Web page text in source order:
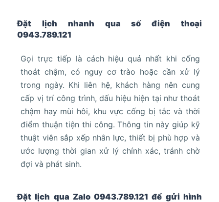
Đặt lịch nhanh qua số điện thoại
0943.789.121
Gọi trực tiếp là cách hiệu quả nhất khi cống
thoát chậm, có nguy cơ trào hoặc cần xử lý
trong ngày. Khi liên hệ, khách hàng nên cung
cấp vị trí công trình, dấu hiệu hiện tại như thoát
chậm hay mùi hôi, khu vực cống bị tắc và thời
điểm thuận tiện thi công. Thông tin này giúp kỹ
thuật viên sắp xếp nhân lực, thiết bị phù hợp và
ước lượng thời gian xử lý chính xác, tránh chờ
đợi và phát sinh.
Đặt lịch qua Zalo 0943.789.121 để gửi hình